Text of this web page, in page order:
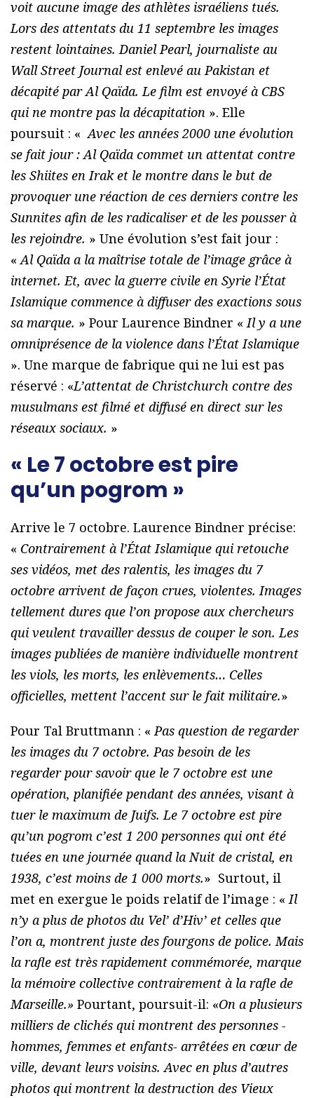
voit aucune image des athlètes israéliens tués.
Lors des attentats du 11 septembre les images
restent lointaines. Daniel Pearl, journaliste au
Wall Street Journal est enlevé au Pakistan et
décapité par Al Qaïda. Le film est envoyé à CBS
qui ne montre pas la décapitation ». Elle
poursuit : «Avec les années 2000 une évolution
se fait jour : Al Qaïda commet un attentat contre
les Shiites en Irak et le montre dans le but de
provoquer une réaction de ces derniers contre les
Sunnites afin de les radicaliser et de les pousser à
les rejoindre. » Une évolution s’est fait jour :
«Al Qaïda a la maîtrise totale de l’image grâce à
internet. Et, avec la guerre civile en Syrie l’État
Islamique commence à diffuser des exactions sous
sa marque. » Pour Laurence Bindner «Il y a une
omniprésence de la violence dans l’État Islamique
». Une marque de fabrique qui ne lui est pas
réservé : «L’attentat de Christchurch contre des
musulmans est filmé et diffusé en direct sur les
réseaux sociaux. »
« Le 7 octobre est pire
qu’un pogrom »
Arrive le 7 octobre. Laurence Bindner précise:
« Contrairement à l’État Islamique qui retouche
ses vidéos, met des ralentis, les images du 7
octobre arrivent de façon crues, violentes. Images
tellement dures que l’on propose aux chercheurs
qui veulent travailler dessus de couper le son. Les
images publiées de manière individuelle montrent
les viols, les morts, les enlèvements… Celles
officielles, mettent l’accent sur le fait militaire.»
Pour Tal Bruttmann : «Pas question de regarder
les images du 7 octobre. Pas besoin de les
regarder pour savoir que le 7 octobre est une
opération, planifiée pendant des années, visant à
tuer le maximum de Juifs. Le 7 octobre est pire
qu’un pogrom c’est 1 200 personnes qui ont été
tuées en une journée quand la Nuit de cristal, en
1938, c’est moins de 1 000 morts.» Surtout, il
met en exergue le poids relatif de l’image : «Il
n’y a plus de photos du Vel’ d’Hiv’ et celles que
l’on a, montrent juste des fourgons de police. Mais
la rafle est très rapidement commémorée, marque
la mémoire collective contrairement à la rafle de
Marseille.» Pourtant, poursuit-il: «On a plusieurs
milliers de clichés qui montrent des personnes -
hommes, femmes et enfants- arrêtées en cœur de
ville, devant leurs voisins. Avec en plus d’autres
photos qui montrent la destruction des Vieux